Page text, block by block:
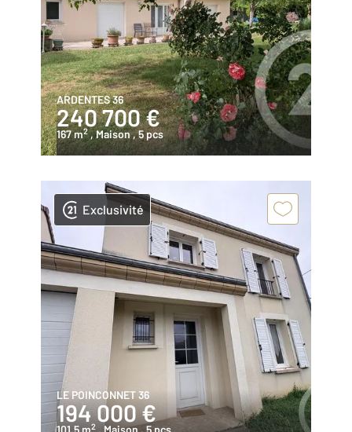
ARDENTES 36
240 700 €
167 m2 , Maison, 5 pcs
Exclusivité
LE POINCONNET 36
194 000 €
101,5 m2 , Maison , 5 pcs